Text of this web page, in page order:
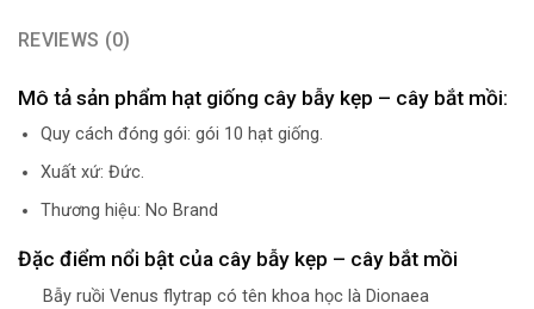
REVIEWS (0)
Mô tả sản phẩm hạt giống cây bẫy kẹp – cây bắt mồi:
Quy cách đóng gói: gói 10 hạt giống.
Xuất xứ: Đức.
Thương hiệu: No Brand
Đặc điểm nổi bật của cây bẫy kẹp – cây bắt mồi
Bẫy ruồi Venus flytrap có tên khoa học là Dionaea